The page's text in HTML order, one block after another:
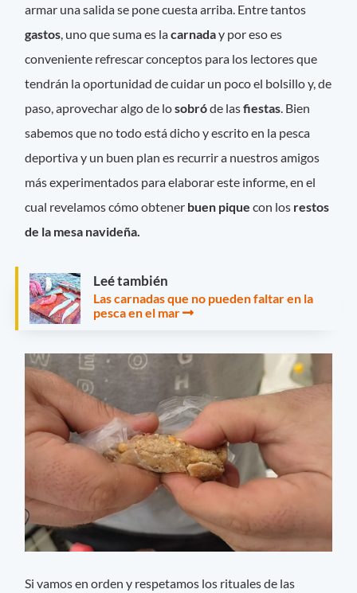
armar una salida se pone cuesta arriba. Entre tantos
gastos , uno que suma es lacarnaday por eso es
conveniente refrescar conceptos para los lectores que
tendrán la oportunidad de cuidar un poco el bolsillo y, de
paso, aprovechar algo de losobróde lasfiestas . Bien
sabemos que no todo está dicho y escrito en la pesca
deportiva y un buen plan es recurrir a nuestros amigos
más experimentados para elaborar este informe, en el
cual revelamos cómo obtener buen piquecon los restos
de la mesa navideña.
Leé también
Las carnadas que no pueden faltar en la
pesca en el mar
Si vamos en orden y respetamos los rituales de las